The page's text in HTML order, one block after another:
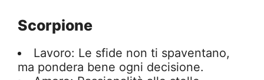
Scorpione
Lavoro: Le sfide non ti spaventano,
ma pondera bene ogni decisione.